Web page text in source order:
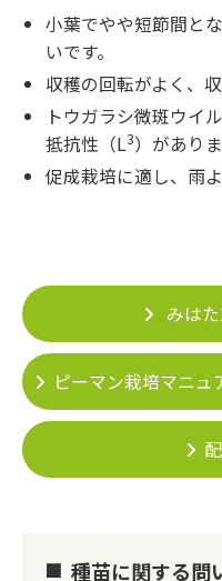
小葉でやや短節間と
いです。
収穫の回転がよく、
トウガラシ微斑ウイ
抵抗性（L3）がありま
促成栽培に適し、雨
みは
ピーマン栽培マニ
種苗に関する問